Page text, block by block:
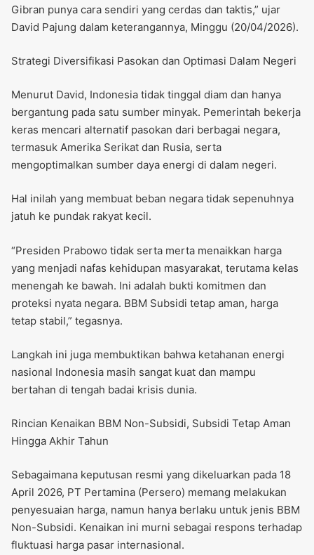
Gibran punya cara sendiri yang cerdas dan taktis,” ujar
David Pajung dalam keterangannya, Minggu (20/04/2026).
Strategi Diversifikasi Pasokan dan Optimasi Dalam Negeri
Menurut David, Indonesia tidak tinggal diam dan hanya
bergantung pada satu sumber minyak. Pemerintah bekerja
keras mencari alternatif pasokan dari berbagai negara,
termasuk Amerika Serikat dan Rusia, serta
mengoptimalkan sumber daya energi di dalam negeri.
Hal inilah yang membuat beban negara tidak sepenuhnya
jatuh ke pundak rakyat kecil.
“Presiden Prabowo tidak serta merta menaikkan harga
yang menjadi nafas kehidupan masyarakat, terutama kelas
menengah ke bawah. Ini adalah bukti komitmen dan
proteksi nyata negara. BBM Subsidi tetap aman, harga
tetap stabil,” tegasnya.
Langkah ini juga membuktikan bahwa ketahanan energi
nasional Indonesia masih sangat kuat dan mampu
bertahan di tengah badai krisis dunia.
Rincian Kenaikan BBM Non-Subsidi, Subsidi Tetap Aman
Hingga Akhir Tahun
Sebagaimana keputusan resmi yang dikeluarkan pada 18
April 2026, PT Pertamina (Persero) memang melakukan
penyesuaian harga, namun hanya berlaku untuk jenis BBM
Non-Subsidi. Kenaikan ini murni sebagai respons terhadap
fluktuasi harga pasar internasional.